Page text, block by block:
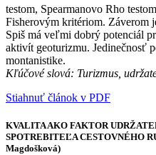
testom, Spearmanovo Rho
Fisherovým kritériom. Záverom
Spiš má veľmi dobrý potenciál
aktivít geoturizmu. Jedinečnosť
montanistike.
Kľúčové slová: Turizmus,
Stiahnuť článok v PDF
KVALITA AKO FAKTOR
SPOTREBITEĽA CESTOVNÉHO
Magdošková)